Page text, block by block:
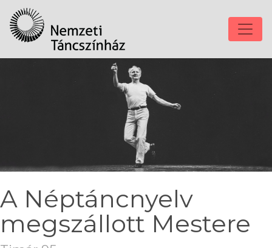
A Néptáncnyelv
megszállott Mestere